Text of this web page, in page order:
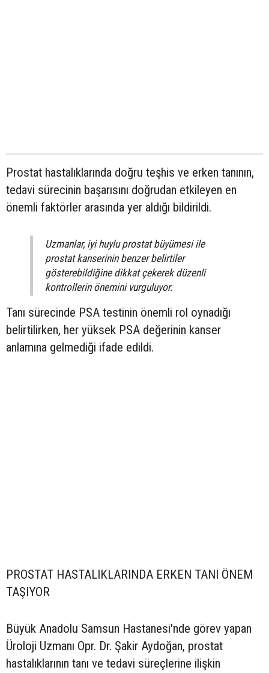
Prostat hastalıklarında doğru teşhis ve erken tanının,
tedavi sürecinin başarısını doğrudan etkileyen en
önemli faktörler arasında yer aldığı bildirildi.
Uzmanlar, iyi huylu prostat büyümesi ile
prostat kanserinin benzer belirtiler
gösterebildiğine dikkat çekerek düzenli
kontrollerin önemini vurguluyor.
Tanı sürecinde PSA testinin önemli rol oynadığı
belirtilirken, her yüksek PSA değerinin kanser
anlamına gelmediği ifade edildi.
PROSTAT HASTALIKLARINDA ERKEN TANI ÖNEM
TAŞIYOR
Büyük Anadolu Samsun Hastanesi'nde görev yapan
Üroloji Uzmanı Opr. Dr. Şakir Aydoğan, prostat
hastalıklarının tanı ve tedavi süreçlerine ilişkin